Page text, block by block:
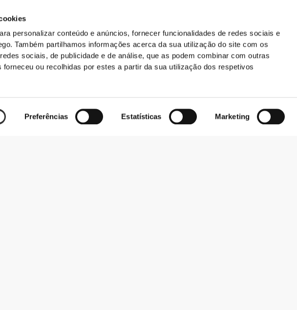
personalizar conteúdo e anúncios, fornecer funcionalidades de redes sociais e
Também partilhamos informações acerca da sua utilização do site com os
sociais, de publicidade e de análise, que as podem combinar com outras
forneceu ou recolhidas por estes a partir da sua utilização dos respetivos
Preferências Estatísticas Marketing